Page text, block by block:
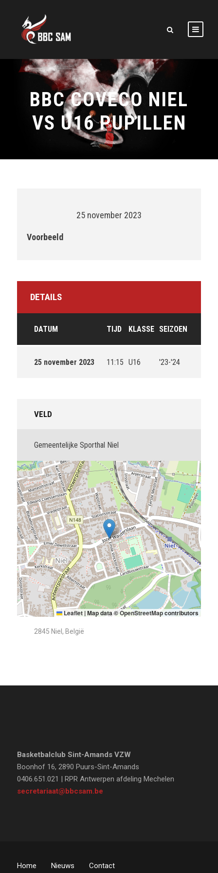
BBC COVECO NIEL
VS U16 PUPILLEN
25 november 2023
Voorbeeld
DETAILS
DATUM TIJD KLASSE SEIZOEN
25 november 2023 11:15 U16 '23-'24
VELD
Gemeentelijke Sporthal Niel
Leaflet |Map data ©OpenStreetMapcontributors
2845 Niel, België
Basketbalclub Sint-Amands VZW
Boonhof 16, 2890 Puurs-Sint-Amands
0406.651.021 | RPR Antwerpen afdeling Mechelen
secretariaat@bbcsam.be
Home Nieuws Contact